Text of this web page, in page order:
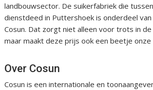
landbouwsector. De suikerfabriek die
dienstdeed in Puttershoek is onderdeel van
Cosun. Dat zorgt niet alleen voor trots in
maar maakt deze prijs ook een beetje onze
Over Cosun
Cosun is een internationale en